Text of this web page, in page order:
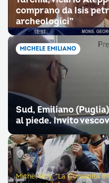
comprano da Isis
archeologici”
MICHELE EMILIANO
Sud, Emiliano
al piede. Invito
Michel Roy: “La Comunità